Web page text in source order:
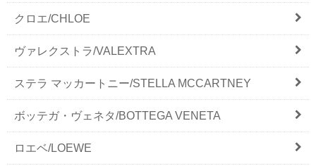
クロエ/CHLOE
ヴァレクストラ/VALEXTRA
ステラ マッカートニー/STELLA MCCARTNEY
ボッテガ・ヴェネタ/BOTTEGA VENETA
ロエベ/LOEWE